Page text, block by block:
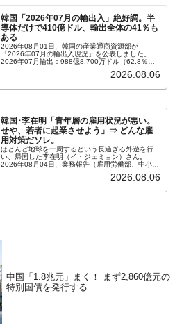
韓国「2026年07月の輸出入」絶好調。半
導体だけで410億ドル、輸出全体の41％も
ある
2026年08月01日、韓国の産業通商資源部が
「2026年07月の輸出入現況」を公表しました。
2026年07月輸出：988億8,700万ドル（62.8％）
2026.08.06
韓国･李在明「青年層の雇用状況が悪い。
せや、若者に起業させよう」⇒ どんな雇
用対策だソレ。
ほとんど地球を一周するという長過ぎる外遊を行
い、帰国した李在明（イ・ジェミョン）さん。
2026年08月04日、業務報告（雇用労働部、中小ベ
ンチャー企業部、公正取引委員会）を主催。この席
上、韓国大統領に成りおおせた李在明（イ・ジェミ
2026.08.06
中国「1.8兆元」まく！ まず2,860億元の
特別国債を発行する